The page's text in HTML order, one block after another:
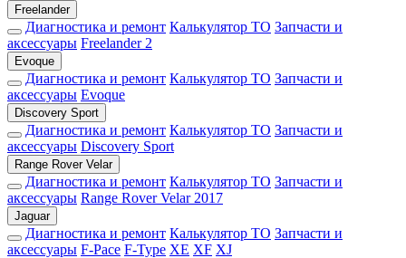
Freelander
Диагностика и ремонт Калькулятор ТО Запчасти и
аксессуары Freelander 2
Evoque
Диагностика и ремонт Калькулятор ТО Запчасти и
аксессуары Evoque
Discovery Sport
Диагностика и ремонт Калькулятор ТО Запчасти и
аксессуары Discovery Sport
Range Rover Velar
Диагностика и ремонт Калькулятор ТО Запчасти и
аксессуары Range Rover Velar 2017
Jaguar
Диагностика и ремонт Калькулятор ТО Запчасти и
аксессуары F-Pace F-Type XE XF XJ